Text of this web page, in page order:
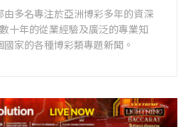
由多名專注於亞洲博彩多年的資深
十年的從業經驗及廣泛的專業知
家的各種博彩類專題新聞。